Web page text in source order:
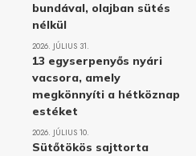
bundával, olajban sütés
nélkül
2026. JÚLIUS 31.
13 egyserpenyős nyári
vacsora, amely
megkönnyíti a hétköznap
estéket
2026. JÚLIUS 10.
Sütőtökös sajttorta